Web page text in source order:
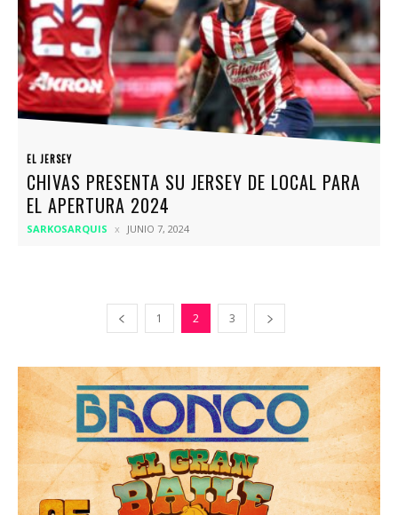
EL JERSEY
CHIVAS PRESENTA SU JERSEY DE LOCAL PARA
EL APERTURA 2024
SARKOSARQUIS JUNIO 7, 2024
1 2 3